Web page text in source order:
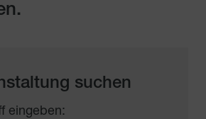
suchen
eingeben: